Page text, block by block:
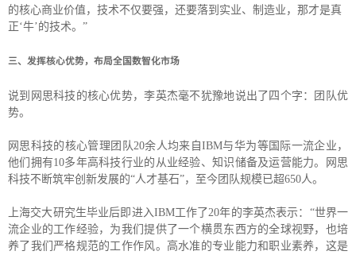
的核心商业价值，技术不仅要强，还要落到实业、制造业，那才是真
正‘牛’的技术。”
三、 发挥核心优势，布局全国数智化市场
说到网思科技的核心优势，李英杰毫不犹豫地说出了四个字：团队优
势。
网思科技的核心管理团队20余人均来自IBM与华为等国际一流企业，
他们拥有10多年高科技行业的从业经验、知识储备及运营能力。网思
科技不断筑牢创新发展的“人才基石”，至今团队规模已超650人。
上海交大研究生毕业后即进入IBM工作了20年的李英杰表示：“世界一
流企业的工作经验，为我们提供了一个横贯东西方的全球视野，也培
养了我们严格规范的工作作风。高水准的专业能力和职业素养，这是